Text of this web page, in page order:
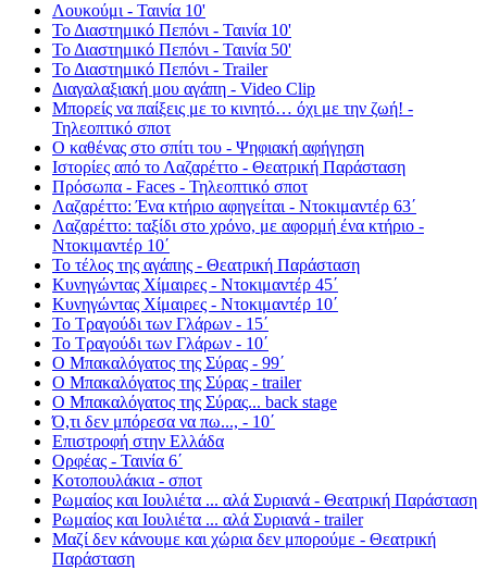
Λουκούμι - Ταινία 10'
Το Διαστημικό Πεπόνι - Ταινία 10'
Το Διαστημικό Πεπόνι - Ταινία 50'
Το Διαστημικό Πεπόνι - Trailer
Διαγαλαξιακή μου αγάπη - Video Clip
Μπορείς να παίξεις με το κινητό… όχι με την ζωή! -
Τηλεοπτικό σποτ
Ο καθένας στο σπίτι του - Ψηφιακή αφήγηση
Ιστορίες από το Λαζαρέττο - Θεατρική Παράσταση
Πρόσωπα - Faces - Τηλεοπτικό σποτ
Λαζαρέττο: Ένα κτήριο αφηγείται - Ντοκιμαντέρ 63΄
Λαζαρέττο: ταξίδι στο χρόνο, με αφορμή ένα κτήριο -
Ντοκιμαντέρ 10΄
Το τέλος της αγάπης - Θεατρική Παράσταση
Κυνηγώντας Χίμαιρες - Ντοκιμαντέρ 45΄
Κυνηγώντας Χίμαιρες - Ντοκιμαντέρ 10΄
Το Τραγούδι των Γλάρων - 15΄
Το Τραγούδι των Γλάρων - 10΄
Ο Μπακαλόγατος της Σύρας - 99΄
Ο Μπακαλόγατος της Σύρας - trailer
Ο Μπακαλόγατος της Σύρας... back stage
Ό,τι δεν μπόρεσα να πω..., - 10΄
Επιστροφή στην Ελλάδα
Ορφέας - Ταινία 6΄
Κοτοπουλάκια - σποτ
Ρωμαίος και Ιουλιέτα ... αλά Συριανά - Θεατρική Παράσταση
Ρωμαίος και Ιουλιέτα ... αλά Συριανά - trailer
Μαζί δεν κάνουμε και χώρια δεν μπορούμε - Θεατρική
Παράσταση